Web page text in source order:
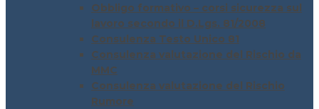
Obbligo formativo – corsi sicurezza sul
lavoro secondo il D.Lgs. 81/2008
Consulenza Testo Unico 81
Consulenza valutazione del Rischio da
MMC
Consulenza valutazione del Rischio
Rumore